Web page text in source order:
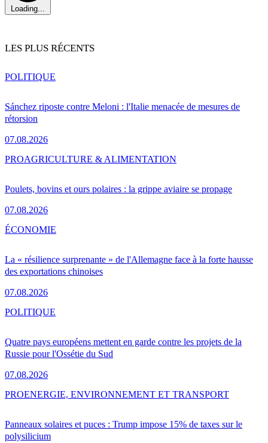
Loading...
LES PLUS RÉCENTS
Sánchez riposte contre Meloni : l'Italie menacée de mesures de
rétorsion
07.08.2026
POLITIQUE
Poulets, bovins et ours polaires : la grippe aviaire se propage
07.08.2026
PROAGRICULTURE & ALIMENTATION
La « résilience surprenante » de l'Allemagne face à la forte hausse
des exportations chinoises
07.08.2026
ÉCONOMIE
Quatre pays européens mettent en garde contre les projets de la
Russie pour l'Ossétie du Sud
07.08.2026
POLITIQUE
Panneaux solaires et puces : Trump impose 15% de taxes sur le
polysilicium
PROENERGIE, ENVIRONNEMENT ET TRANSPORT